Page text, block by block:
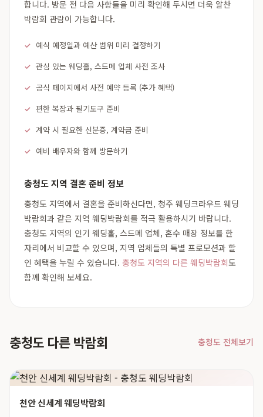
합니다. 방문 전 다음 사항들을 미리 확인해 두시면 더욱 알찬
박람회 관람이 가능합니다.
예식 예정일과 예산 범위 미리 결정하기
관심 있는 웨딩홀, 스드메 업체 사전 조사
공식 페이지에서 사전 예약 등록 (추가 혜택)
편한 복장과 필기도구 준비
계약 시 필요한 신분증, 계약금 준비
예비 배우자와 함께 방문하기
충청도 지역 결혼 준비 정보
충청도 지역에서 결혼을 준비하신다면, 청주 웨딩크라우드 웨딩
박람회과 같은 지역 웨딩박람회를 적극 활용하시기 바랍니다.
충청도 지역의 인기 웨딩홀, 스드메 업체, 혼수 매장 정보를 한
자리에서 비교할 수 있으며, 지역 업체들의 특별 프로모션과 할
인 혜택을 누릴 수 있습니다. 충청도 지역의 다른 웨딩박람회도
함께 확인해 보세요.
충청도 다른 박람회 충청도 전체보기
천안 신세계 웨딩박람회